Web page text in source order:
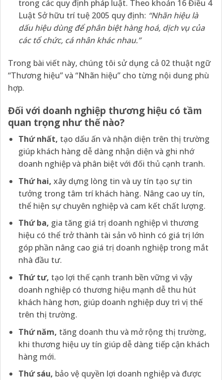
trong các quy định pháp luật. Theo khoản 16 Điều 4
Luật Sở hữu trí tuệ 2005 quy định: “Nhãn hiệu là
dấu hiệu dùng để phân biệt hàng hoá, dịch vụ của
các tổ chức, cá nhân khác nhau.”
Trong bài viết này, chúng tôi sử dụng cả 02 thuật ngữ
“Thương hiệu” và “Nhãn hiệu” cho từng nội dung phù
hợp.
Đối với doanh nghiệp thương hiệu có tầm
quan trọng như thế nào?
Thứnhất, tạo dấu ấn và nhận diện trên thị trường
giúp khách hàng dễ dàng nhận diện và ghi nhớ
doanh nghiệp và phân biệt với đối thủ cạnh tranh.
Thứhai, xây dựng lòng tin và uy tín tạo sự tin
tưởng trong tâm trí khách hàng. Nâng cao uy tín,
thể hiện sự chuyên nghiệp và cam kết chất lượng.
Thứba, gia tăng giá trị doanh nghiệp vì thương
hiệu có thể trở thành tài sản vô hình có giá trị lớn
góp phần nâng cao giá trị doanh nghiệp trong mắt
nhà đầu tư.
Thứtư, tạo lợi thế cạnh tranh bền vững vì vậy
doanh nghiệp có thương hiệu mạnh dễ thu hút
khách hàng hơn, giúp doanh nghiệp duy trì vị thế
trên thị trường.
Thứnăm, tăng doanh thu và mở rộng thị trường,
khi thương hiệu uy tín giúp dễ dàng tiếp cận khách
hàng mới.
Thứsáu, bảo vệ quyền lợi doanh nghiệp và được